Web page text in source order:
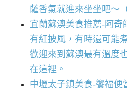
薩香氣就進來坐坐吧～
宜蘭蘇澳美食推薦-阿奇
有紅披風，有時還可能
歡迎來到蘇澳最有溫度
在這裡。
中壢太子鎮美食-饗福便